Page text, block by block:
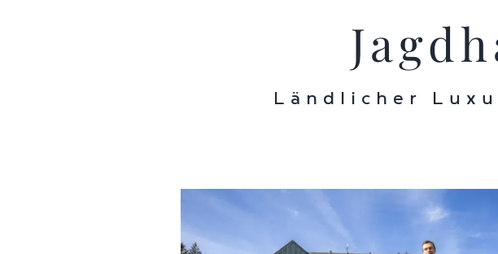
Ländlicher